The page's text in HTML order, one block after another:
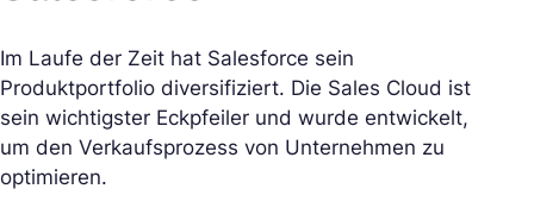
Im Laufe der Zeit hat Salesforce sein
Produktportfolio diversifiziert. Die Sales Cloud ist
sein wichtigster Eckpfeiler und wurde entwickelt,
um den Verkaufsprozess von Unternehmen zu
optimieren.